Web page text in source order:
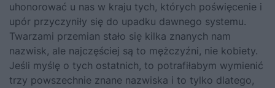
uhonorować u nas w kraju tych, których poświęcenie i
upór przyczyniły się do upadku dawnego systemu.
Twarzami przemian stało się kilka znanych nam
nazwisk, ale najczęściej są to mężczyźni, nie kobiety.
Jeśli myślę o tych ostatnich, to potrafiłabym wymienić
trzy powszechnie znane nazwiska i to tylko dlatego,